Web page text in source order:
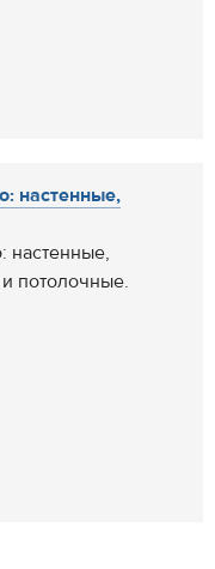
настенные,
настенные,
потолочные.